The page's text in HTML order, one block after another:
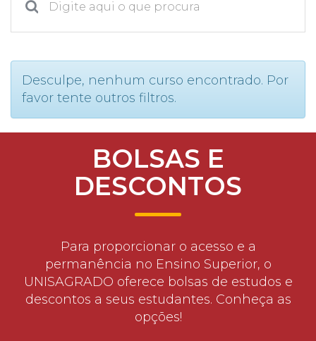
Calendário acadêmico
Internacionalização
UATI
Desculpe, nenhum curso encontrado. Por
favor tente outros filtros.
BOLSAS E
DESCONTOS
Para proporcionar o acesso e a
permanência no Ensino Superior, o
UNISAGRADO oferece bolsas de estudos e
descontos a seus estudantes. Conheça as
opções!